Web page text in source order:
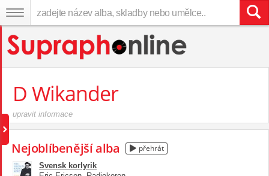
D Wikander
upravit informace
Nejoblíbenější alba přehrát
Svensk korlyrik